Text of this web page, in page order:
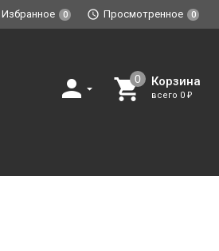
Избранное 0 Просмотренное 0
Корзина
всего 0 ₽